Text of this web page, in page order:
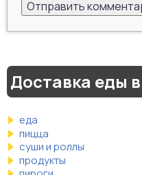
Доставка еды
еда
пицца
суши и роллы
продукты